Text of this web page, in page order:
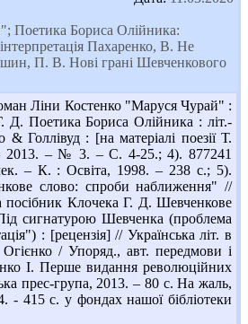
Поетика Бориса Олійника:
Пахаренко, В. Не
П. В. Нові грані Шевченкового
Ліни Костенко "Маруся Чурай" :
Поетика Бориса Олійника : літ.-
: [на матеріалі поезії Т.
– 2013. – № 3. – С. 4-25.; 4). 877241
– К. : Освіта, 1998. – 238 с.; 5).
слово: спроби наближення" //
Клочека Г. Д. Шевченкове
сигнатурою Шевченка (проблема
: [рецензія] // Українська літ. в
/ Упоряд., авт. передмови і
І. Перше видання революційних
прес-група, 2013. – 80 с. На жаль,
415 с. у фондах нашої бібліотеки